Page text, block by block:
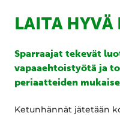
LAITA HYVÄ
Sparraajat tekevät
vapaaehtoistyötä ja
periaatteiden
Ketunhännät jätetään